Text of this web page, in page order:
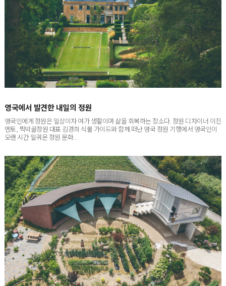
영국인에게 정원은 일상이자 여가 생활이며 삶을 회복하는 장소다. 정원 디자이너 이진
멘토, 찍박골정원 대표 김경희 식물 가이드와 함께 떠난 영국 정원 기행에서 영국인이
오랜 시간 일궈온 정원 문화...